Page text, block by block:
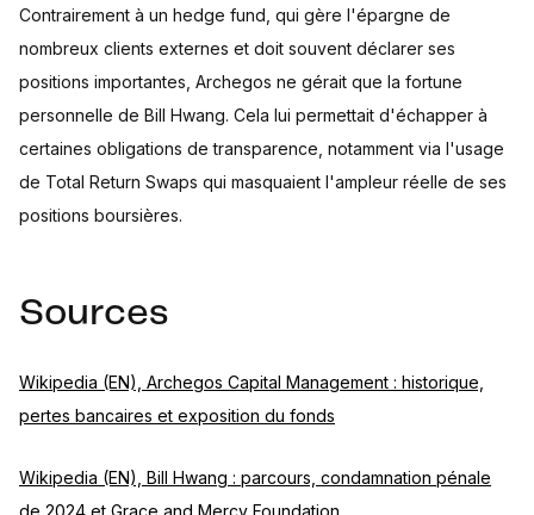
Contrairement à un hedge fund, qui gère l'épargne de
nombreux clients externes et doit souvent déclarer ses
positions importantes, Archegos ne gérait que la fortune
personnelle de Bill Hwang. Cela lui permettait d'échapper à
certaines obligations de transparence, notamment via l'usage
de Total Return Swaps qui masquaient l'ampleur réelle de ses
positions boursières.
Sources
Wikipedia (EN), Archegos Capital Management : historique,
pertes bancaires et exposition du fonds
Wikipedia (EN), Bill Hwang : parcours, condamnation pénale